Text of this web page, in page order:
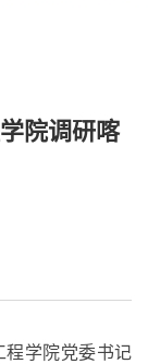
院调研喀
程学院党委书记